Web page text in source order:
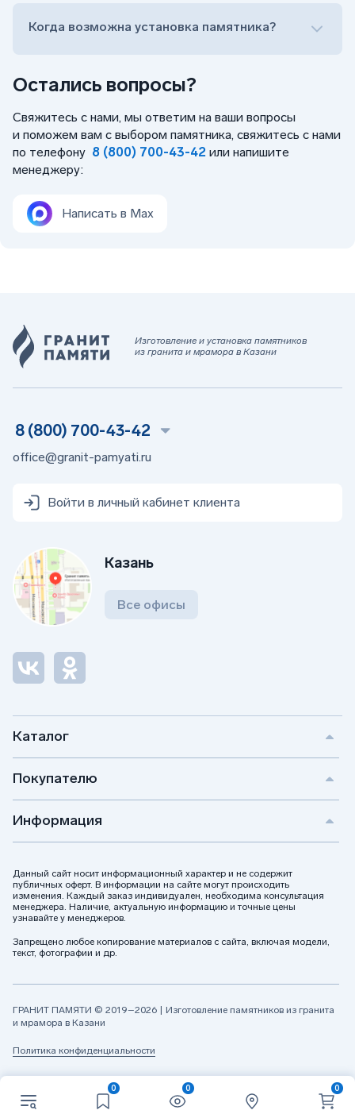
0 0 0
Остались вопросы?
Свяжитесь с нами, мы ответим на ваши вопросы
и поможем вам с выбором памятника, свяжитесь с нами
по телефону 8 (800) 700-43-42 или напишите
менеджеру:
Написать в Max
Когда возможна установка памятника?
Изготовление и установка памятников
из гранита и мрамора в Казани
Каталог
Покупателю
Информация
Данный сайт носит информационный характер и не содержит
публичных оферт. В информации на сайте могут происходить
изменения. Каждый заказ индивидуален, необходима консультация
менеджера. Наличие, актуальную информацию и точные цены
узнавайте у менеджеров.
Запрещено любое копирование материалов с сайта, включая модели,
текст, фотографии и др.
8 (800) 700-43-42
office@granit-pamyati.ru
Войти в личный кабинет клиента
Казань
Все офисы
ГРАНИТ ПАМЯТИ © 2019–2026 | Изготовление памятников из гранита
и мрамора в Казани
Политика конфиденциальности